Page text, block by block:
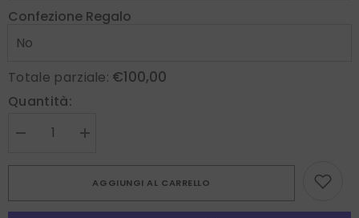
Confezione Regalo
Totale parziale: €100,00
Quantità:
Diminuire
quantità
blu
3
Aumenta
quantità
Cravatta
blu
3
AGGIUNGI AL CARRELLO